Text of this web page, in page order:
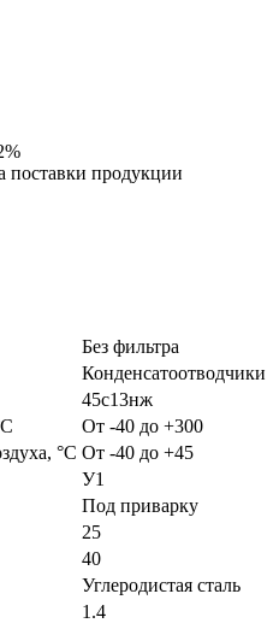
поставки продукции
Без фильтра
Конденсатоотводчики
45с13нж
От -40 до +300
°С От -40 до +45
У1
Под приварку
25
40
Углеродистая сталь
1.4